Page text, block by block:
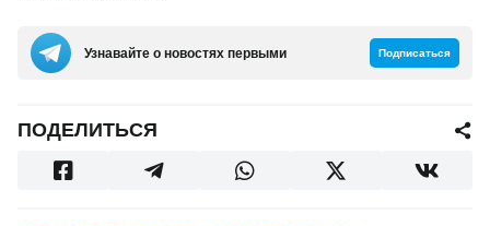
Узнавайте о новостях первыми Подписаться
ПОДЕЛИТЬСЯ